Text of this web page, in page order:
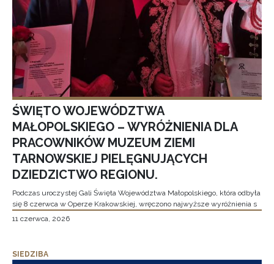
ŚWIĘTO WOJEWÓDZTWA
MAŁOPOLSKIEGO – WYRÓŻNIENIA DLA
PRACOWNIKÓW MUZEUM ZIEMI
TARNOWSKIEJ PIELĘGNUJĄCYCH
DZIEDZICTWO REGIONU.
Podczas uroczystej Gali Święta Województwa Małopolskiego, która odbyła
się 8 czerwca w Operze Krakowskiej, wręczono najwyższe wyróżnienia s
11 czerwca, 2026
SIEDZIBA